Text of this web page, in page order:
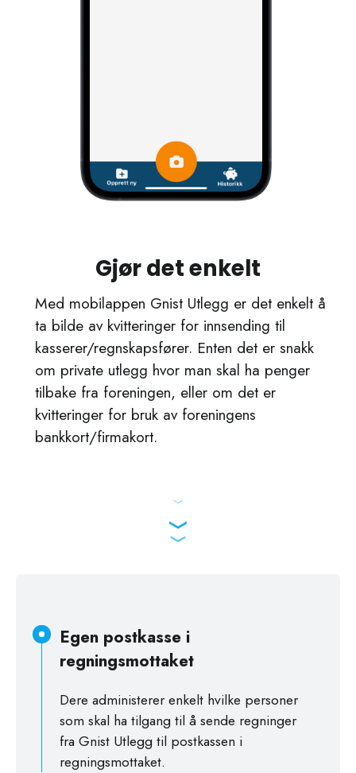
Gjør det enkelt
Med mobilappen Gnist Utlegg er det enkelt å
ta bilde av kvitteringer for innsending til
kasserer/regnskapsfører. Enten det er snakk
om private utlegg hvor man skal ha penger
tilbake fra foreningen, eller om det er
kvitteringer for bruk av foreningens
bankkort/firmakort.
Egen postkasse i
regningsmottaket
Dere administerer enkelt hvilke personer
som skal ha tilgang til å sende regninger
fra Gnist Utlegg til postkassen i
regningsmottaket.